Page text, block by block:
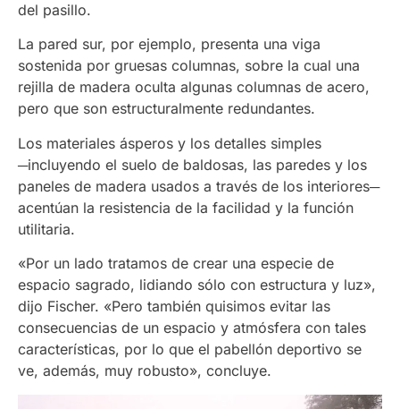
del pasillo.
La pared sur, por ejemplo, presenta una viga
sostenida por gruesas columnas, sobre la cual una
rejilla de madera oculta algunas columnas de acero,
pero que son estructuralmente redundantes.
Los materiales ásperos y los detalles simples
─incluyendo el suelo de baldosas, las paredes y los
paneles de madera usados a través de los interiores─
acentúan la resistencia de la facilidad y la función
utilitaria.
«Por un lado tratamos de crear una especie de
espacio sagrado, lidiando sólo con estructura y luz»,
dijo Fischer. «Pero también quisimos evitar las
consecuencias de un espacio y atmósfera con tales
características, por lo que el pabellón deportivo se
ve, además, muy robusto», concluye.